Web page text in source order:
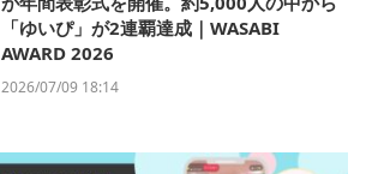
「ゆいぴ」が2連覇達成｜WASABI
AWARD 2026
2026/07/09 18:14